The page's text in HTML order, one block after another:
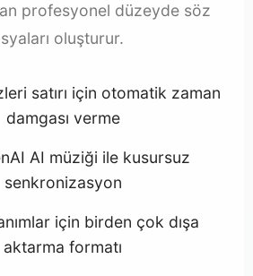
profesyonel düzeyde söz
oluşturur.
satırı için otomatik zaman
damgası verme
AI müziği ile kusursuz
senkronizasyon
için birden çok dışa
aktarma formatı